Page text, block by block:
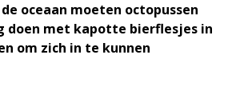
oceaan moeten octopussen
doen met kapotte bierflesjes in
om zich in te kunnen